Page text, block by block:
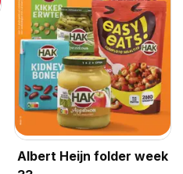
Albert Heijn folder week